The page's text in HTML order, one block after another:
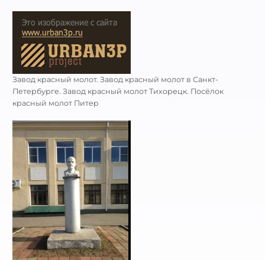
Завод красный молот. Завод красный молот в Санкт-
Петербурге. Завод красный молот Тихорецк. Посёлок
красный молот Питер